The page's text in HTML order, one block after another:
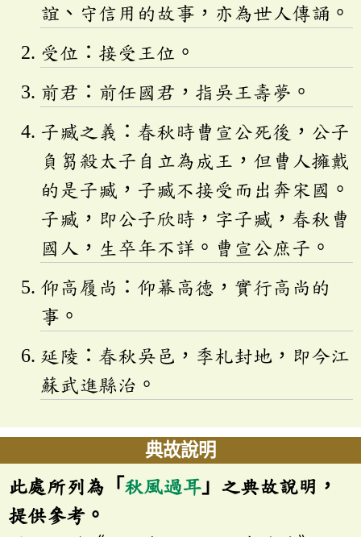
誼、守信用的故事，亦為世人傳誦。
受位：接受王位。
前君：前任國君，指吳王壽夢。
子臧之義：春秋時曹宣公死後，公子
負芻殺太子自立為成王，但曹人擁戴
的是子臧，子臧不接受而出奔宋國。
子臧，即公子欣時，字子臧，春秋曹
國人，生卒年不詳。曹宣公庶子。
仰高履尚：仰幕高德，實行高尚的
事。
延陵：春秋吳邑，季札封地，即今江
蘇武進縣治。
典故說明
此處所列為「 秋風過耳 」之典故說明，
提供參考。